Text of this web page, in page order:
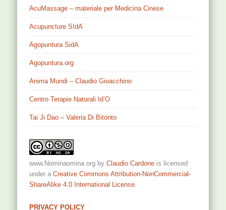
AcuMassage – materiale per Medicina Cinese
Acupuncture SIdA
Agopuntura SidA
Agopuntura.org
Anima Mundi – Claudio Gioacchino
Centro Terapie Naturali Id’O
Tai Ji Dao – Valeria Di Bitonto
www.Nominaomina.org byClaudio Cardone is licensed
under aCreative Commons Attribution-NonCommercial-
ShareAlike 4.0 International License
PRIVACY POLICY